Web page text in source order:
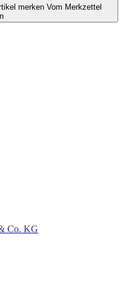
merken Vom Merkzettel
Co. KG